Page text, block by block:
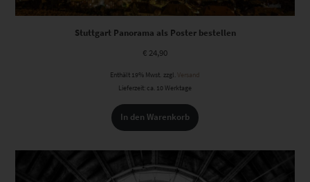
Stuttgart Panorama als Poster bestellen
€ 24,90
Enthält 19% Mwst. zzgl. Versand
Lieferzeit: ca. 10 Werktage
In den Warenkorb